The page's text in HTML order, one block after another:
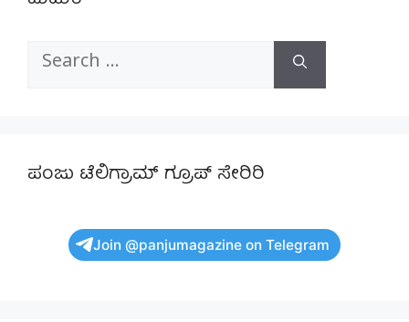
Search
ಪಂಜು ಟೆಲಿಗ್ರಾಮ್ ಗ್ರೂಪ್ ಸೇರಿರಿ
Join @panjumagazine on Telegram